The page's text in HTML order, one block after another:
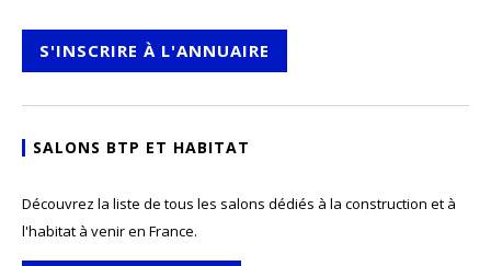
S'INSCRIRE À L'ANNUAIRE
SALONS BTP ET HABITAT
Découvrez la liste de tous les salons dédiés à la construction et à
l'habitat à venir en France.